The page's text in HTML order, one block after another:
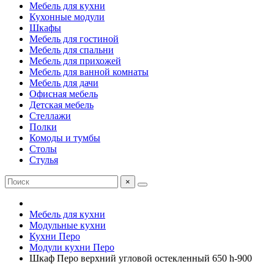
Мебель для кухни
Кухонные модули
Шкафы
Мебель для гостиной
Мебель для спальни
Мебель для прихожей
Мебель для ванной комнаты
Мебель для дачи
Офисная мебель
Детская мебель
Стеллажи
Полки
Комоды и тумбы
Столы
Стулья
×
Мебель для кухни
Модульные кухни
Кухни Перо
Модули кухни Перо
Шкаф Перо верхний угловой остекленный 650 h-900